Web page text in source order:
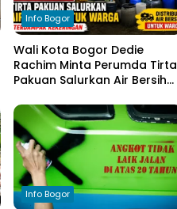
Info Bogor
Wali Kota Bogor Dedie
Rachim Minta Perumda Tirta
Pakuan Salurkan Air Bersih
Kekeringan
Info Bogor